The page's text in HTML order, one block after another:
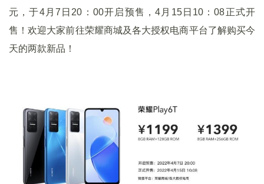
元，于4月7日20：00开启预售，4月15日10：08正式开
售！欢迎大家前往荣耀商城及各大授权电商平台了解购买今
天的两款新品！